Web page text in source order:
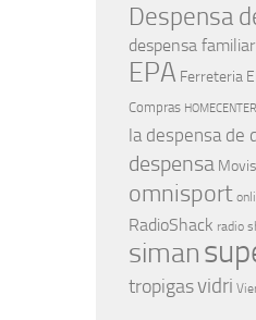
Despensa
despensa familiar
EPA Ferreteria
Compras HOMECENTER
la despensa de
despensa
omnisport
RadioShack radio
siman
tropigasvidri